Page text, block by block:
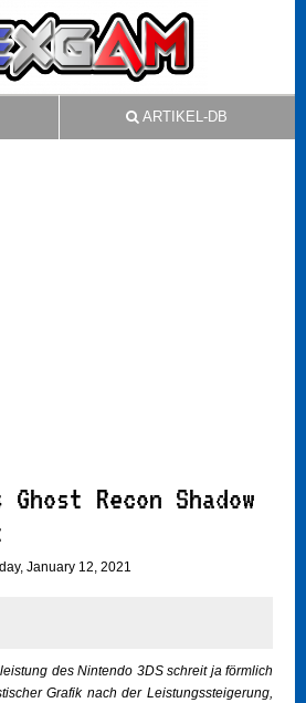
ARTIKEL-DB
Recon Shadow
January 12, 2021
des Nintendo 3DS schreit ja förmlich
Grafik nach der Leistungssteigerung,